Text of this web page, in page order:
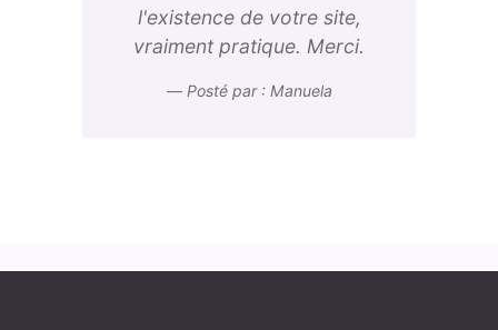
l'existence de votre site,
vraiment pratique. Merci.
Posté par : Manuela